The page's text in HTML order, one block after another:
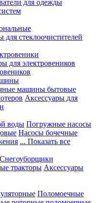
для одежды
для стеклоочистителей
для электровеников
машины бытовые
Аксессуары для
воды Погружные насосы
Насосы бочечные
... Показать все
Снегоуборщики
тракторы Аксессуары
Поломоечные